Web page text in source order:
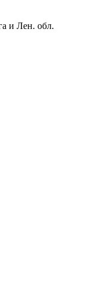
и Лен. обл.